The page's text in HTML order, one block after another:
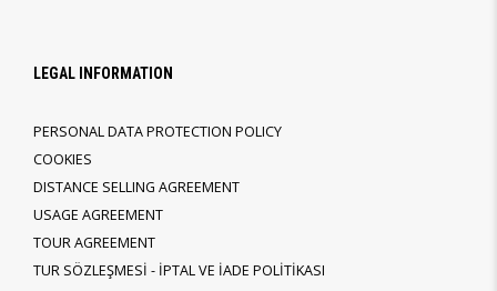
LEGAL INFORMATION
PERSONAL DATA PROTECTION POLICY
COOKIES
DISTANCE SELLING AGREEMENT
USAGE AGREEMENT
TOUR AGREEMENT
TUR SÖZLEŞMESİ - İPTAL VE İADE POLİTİKASI